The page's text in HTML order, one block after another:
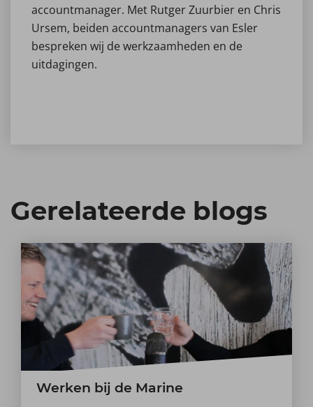
accountmanager. Met Rutger Zuurbier en Chris
Ursem, beiden accountmanagers van Esler
bespreken wij de werkzaamheden en de
uitdagingen.
Gerelateerde blogs
Werken bij de Marine